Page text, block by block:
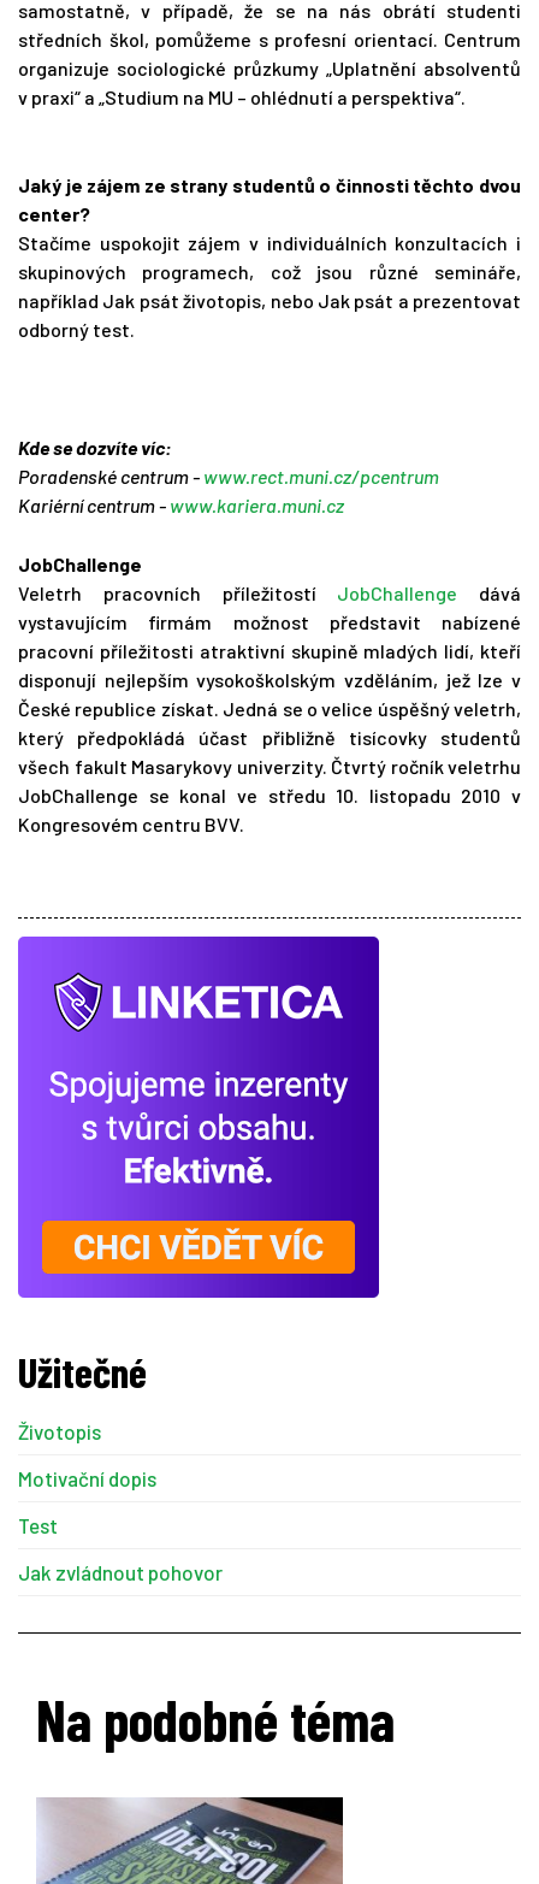
samostatně, v případě, že se na nás obrátí studenti
středních škol, pomůžeme s profesní orientací. Centrum
organizuje sociologické průzkumy „Uplatnění absolventů
v praxi“ a „Studium na MU – ohlédnutí a perspektiva“.
Jaký je zájem ze strany studentů o činnosti těchto dvou
center?
Stačíme uspokojit zájem v individuálních konzultacích i
skupinových programech, což jsou různé semináře,
například Jak psát životopis, nebo Jak psát a prezentovat
odborný test.
Kde se dozvíte víc:
Poradenské centrum - www.rect.muni.cz/pcentrum
Kariérní centrum - www.kariera.muni.cz
JobChallenge
Veletrh pracovních příležitostí JobChallenge dává
vystavujícím firmám možnost představit nabízené
pracovní příležitosti atraktivní skupině mladých lidí, kteří
disponují nejlepším vysokoškolským vzděláním, jež lze v
České republice získat. Jedná se o velice úspěšný veletrh,
který předpokládá účast přibližně tisícovky studentů
všech fakult Masarykovy univerzity. Čtvrtý ročník veletrhu
JobChallenge se konal ve středu 10. listopadu 2010 v
Kongresovém centru BVV.
Užitečné
Životopis
Motivační dopis
Test
Jak zvládnout pohovor
Na podobné téma